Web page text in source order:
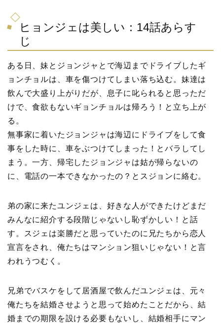
ヒョンジェは美しい：14話あらす
じ
ある日、妹とジョンジャとで海辺までドライブしたギ
ョンチョルは、車を傷つけてしまい落ち込む。妹達は
飲んで大盛り上がりだが、息子に叱られると思っただ
けで、食欲もないギョンチョルは帰ろう！と立ち上が
る。
無事家に着いたジョンジャは海辺にドライブをして食
事をした時に、車をぶつけてしまった！とバラしてし
まう。一方、帰宅したジョンジャは姑が帰らないの
に、電話の一本できなかったの？とスジョンに絡む。
弟の家に来たユンジェは、好きな人ができたけどまだ
みんなに紹介する段階じゃないし恥ずかしい！と話
す。スジェは楽勝だと思っていたのに兄たちから恋人
宣言をされ、俺たちはマンション狙いじゃない！と言
われうつむく。
兄弟でバスケをして居酒屋で飲んだユンジェは、元々
俺たちを結婚させようと思って始めたことだから、結
婚までの期限を設ける必要もないし、結婚相手にマン